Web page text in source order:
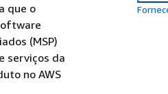
que o
(MSP)
serviços da
no AWS